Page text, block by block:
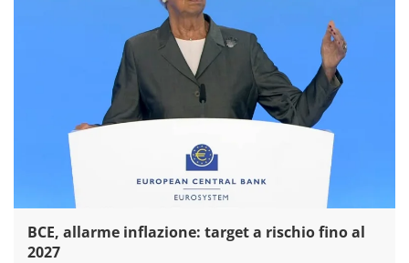
BCE, allarme inflazione: target a rischio fino al
2027